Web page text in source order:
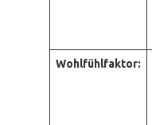
Wohlfühlfaktor: